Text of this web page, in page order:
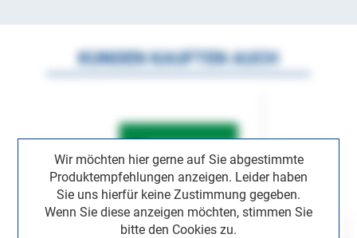
Wir möchten hier gerne auf Sie abgestimmte
Produktempfehlungen anzeigen. Leider haben
Sie uns hierfür keine Zustimmung gegeben.
Wenn Sie diese anzeigen möchten, stimmen Sie
bitte den Cookies zu.
KUNDEN KAUFTEN AUCH